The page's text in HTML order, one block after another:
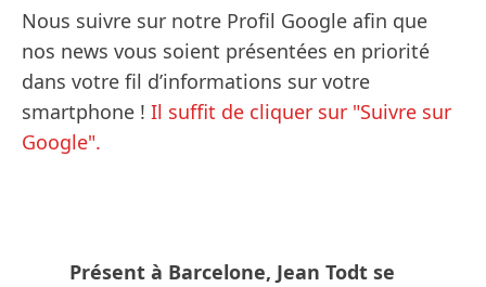
Nous suivre sur notre Profil Google afin que
nos news vous soient présentées en priorité
dans votre fil d’informations sur votre
smartphone ! Il suffit de cliquer sur "Suivre sur
Google".
Présent à Barcelone, Jean Todt se